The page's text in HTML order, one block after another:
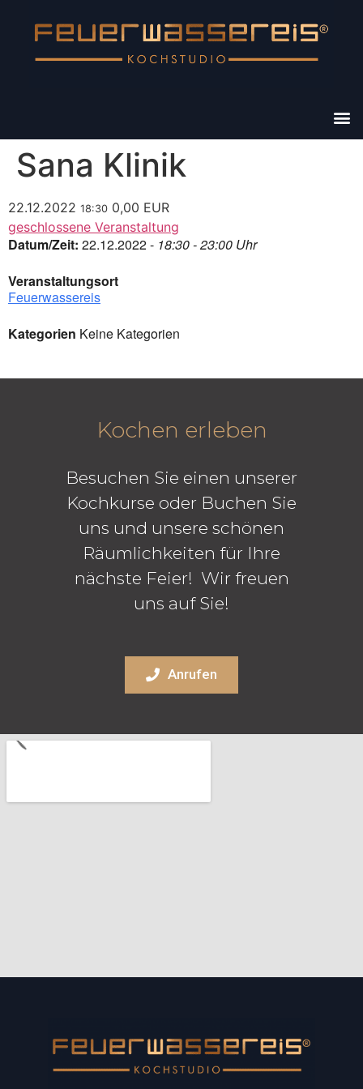
Sana Klinik
22.12.2022 18:30 0,00 EUR
geschlossene Veranstaltung
Datum/Zeit: 22.12.2022 - 18:30 - 23:00 Uhr
Veranstaltungsort
Feuerwassereis
Kategorien Keine Kategorien
Kochen erleben
Besuchen Sie einen unserer
Kochkurse oder Buchen Sie
uns und unsere schönen
Räumlichkeiten für Ihre
nächste Feier! Wir freuen
uns auf Sie!
Anrufen